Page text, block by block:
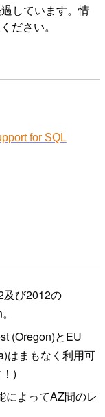
しています。情
ださい。
for SQL
及び2012の
(Oregon)とEU
はまもなく利用可
)
によってAZ間のレ